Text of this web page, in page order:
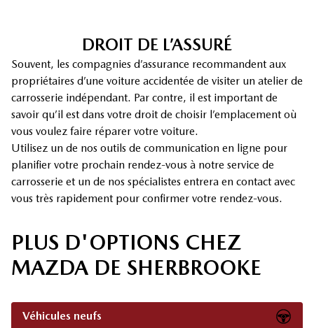
DROIT DE L’ASSURÉ
Souvent, les compagnies d’assurance recommandent aux
propriétaires d’une voiture accidentée de visiter un atelier de
carrosserie indépendant. Par contre, il est important de
savoir qu’il est dans votre droit de choisir l’emplacement où
vous voulez faire réparer votre voiture.
Utilisez un de nos outils de communication en ligne pour
planifier votre prochain rendez-vous à notre service de
carrosserie et un de nos spécialistes entrera en contact avec
vous très rapidement pour confirmer votre rendez-vous.
PLUS D'OPTIONS CHEZ
MAZDA DE SHERBROOKE
Véhicules neufs